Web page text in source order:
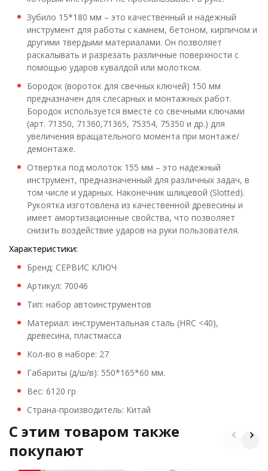
Зубило 15*180 мм – это качественный и надежный
инструмент для работы с камнем, бетоном, кирпичом и
другими твердыми материалами. Он позволяет
раскалывать и разрезать различные поверхности с
помощью ударов кувалдой или молотком.
Бородок (вороток для свечных ключей) 150 мм
предназначен для слесарных и монтажных работ.
Бородок используется вместе со свечными ключами
(арт. 71350, 71360,71365, 75354, 75350 и др.) для
увеличения вращательного момента при монтаже/
демонтаже.
Отвертка под молоток 155 мм – это надежный
инструмент, предназначенный для различных задач, в
том числе и ударных. Наконечник шлицевой (Slotted).
Рукоятка изготовлена из качественной древесины и
имеет амортизационные свойства, что позволяет
снизить воздействие ударов на руки пользователя.
Характеристики:
Бренд: СЕРВИС КЛЮЧ
Артикул: 70046
Тип: набор автоинструментов
Материал: инструментальная сталь (HRC <40),
древесина, пластмасса
Кол-во в наборе: 27
Габариты (д/ш/в): 550*165*60 мм.
Вес: 6120 гр
Страна-производитель: Китай
C этим товаром также
покупают